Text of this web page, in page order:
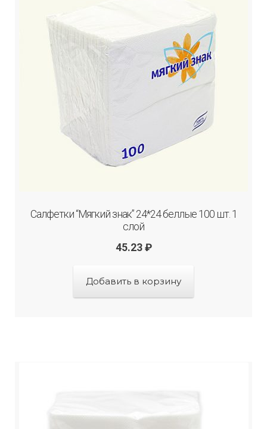
Салфетки “Мягкий знак” 24*24 беллые 100 шт. 1
слой
45.23 ₽
Добавить в корзину